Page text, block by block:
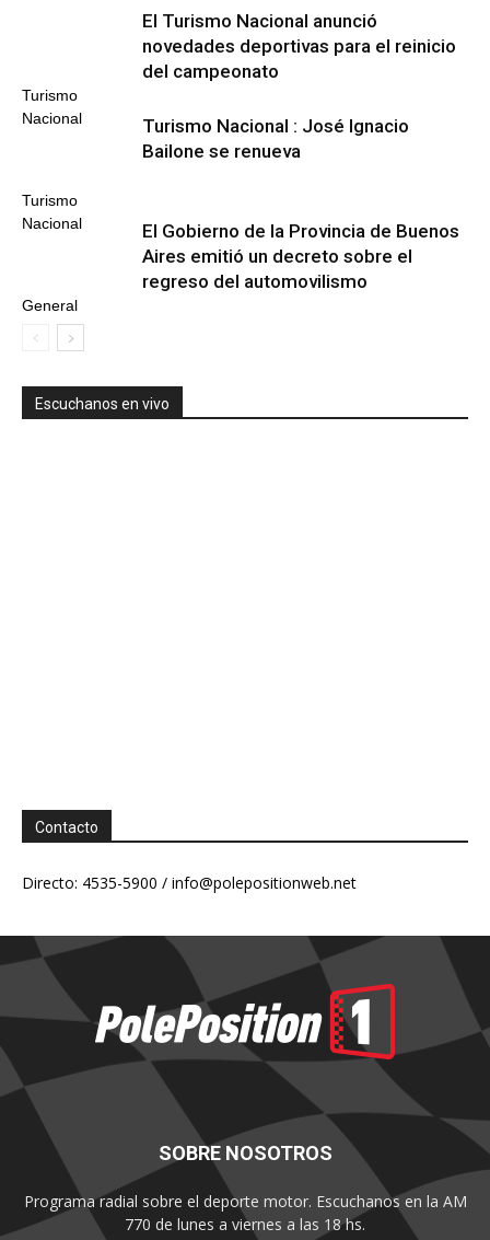
Turismo
Nacional
El Turismo Nacional anunció
novedades deportivas para el reinicio
del campeonato
Turismo
Nacional
Turismo Nacional : José Ignacio
Bailone se renueva
General
El Gobierno de la Provincia de Buenos
Aires emitió un decreto sobre el
regreso del automovilismo
Escuchanos en vivo
Contacto
Directo: 4535-5900 / info@polepositionweb.net
SOBRE NOSOTROS
Programa radial sobre el deporte motor. Escuchanos en la AM
770 de lunes a viernes a las 18 hs.